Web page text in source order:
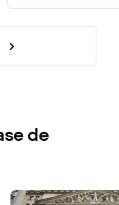
de